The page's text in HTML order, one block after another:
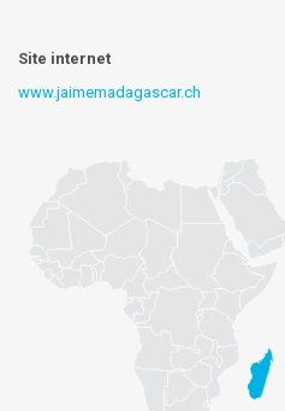
Site internet
www.jaimemadagascar.ch